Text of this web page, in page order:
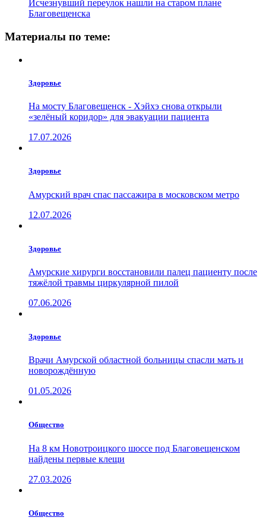
Исчезнувший переулок нашли на старом плане
Благовещенска
Материалы по теме:
Здоровье
На мосту Благовещенск - Хэйхэ снова открыли
«зелёный коридор» для эвакуации пациента
17.07.2026
Здоровье
Амурский врач спас пассажира в московском метро
12.07.2026
Здоровье
Амурские хирурги восстановили палец пациенту после
тяжёлой травмы циркулярной пилой
07.06.2026
Здоровье
Врачи Амурской областной больницы спасли мать и
новорождённую
01.05.2026
Общество
На 8 км Новотроицкого шоссе под Благовещенском
найдены первые клещи
27.03.2026
Общество